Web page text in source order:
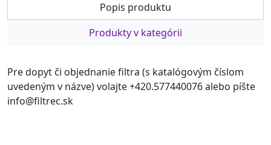
Popis produktu
Produkty v kategórii
Pre dopyt či objednanie filtra (s katalógovým číslom
uvedeným v názve) volajte +420.577440076 alebo píšte
info@filtrec.sk